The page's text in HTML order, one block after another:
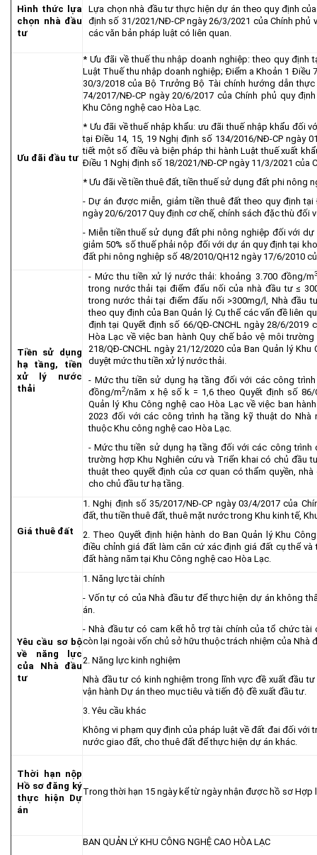
Hình thức lựa
chọn nhà đầu
tư
Lựa chọn nhà đầu tư thực hiện dự án theo quy định
định số 31/2021/NĐ-CP ngày 26/3/2021 của Chính phủ
các văn bản pháp luật có liên quan.
Ưu đãi đầu tư
* Ưu đãi về thuế thu nhập doanh nghiệp: theo quy định
Luật Thuế thu nhập doanh nghiệp; Điểm a Khoản 1 Điều
30/3/2018 của Bộ Trưởng Bộ Tài chính hướng dẫn
74/2017/NĐ-CP ngày 20/6/2017 của Chính phủ quy
Khu Công nghệ cao Hòa Lạc.
* Ưu đãi về thuế nhập khẩu: ưu đãi thuế nhập khẩu đối
tại Ðiều 14, 15, 19 Nghị định số 134/2016/NÐ-CP ngày
tiết một số điều và biện pháp thi hành Luật thuế xuất
Điều 1 Nghị định số 18/2021/NĐ-CP ngày 11/3/2021 của
* Ưu đãi về tiền thuê đất, tiền thuế sử dụng đất phi nông
- Dự án được miễn, giảm tiền thuê đất theo quy định
ngày 20/6/2017 Quy định cơ chế, chính sách đặc thù đối
- Miễn tiền thuế sử dụng đất phi nông nghiệp đối với
giảm 50% số thuế phải nộp đối với dự án quy định tại
đất phi nông nghiệp số 48/2010/QH12 ngày 17/6/2010
Tiền sử dụng
hạ tầng, tiền
xử lý nước
thải
- Mức thu tiền xử lý nước thải: khoảng 3.700 đồng/m3
trong nước thải tại điểm đấu nối của nhà đầu tư ≤
trong nước thải tại điểm đấu nối >300mg/l, Nhà đầu
theo quy định của Ban Quản lý. Cụ thể các vấn đề liên
định tại Quyết định số 66/QĐ-CNCHL ngày 28/6/2019
Hòa Lạc về việc ban hành Quy chế bảo vệ môi
218/QĐ-CNCHL ngày 21/12/2020 của Ban Quản lý
duyệt mức thu tiền xử lý nước thải.
- Mức thu tiền sử dụng hạ tầng đối với các công
đồng/m2/năm x hệ số k = 1,6 theo Quyết định số 86/
Quản lý Khu Công nghệ cao Hòa Lạc về việc ban
2023 đối với các công trình hạ tầng kỹ thuật do
thuộc Khu công nghệ cao Hòa Lạc.
- Mức thu tiền sử dụng hạ tầng đối với các công
trường hợp Khu Nghiên cứu và Triển khai có chủ đầu
thuật theo quyết định của cơ quan có thẩm quyền,
cho chủ đầu tư hạ tầng.
Giá thuê đất
1. Nghị định số 35/2017/NĐ-CP ngày 03/4/2017 của
đất, thu tiền thuê đất, thuê mặt nước trong Khu kinh tế,
2. Theo Quyết định hiện hành do Ban Quản lý Khu
điều chỉnh giá đất làm căn cứ xác định giá đất cụ thể
đất hàng năm tại Khu Công nghệ cao Hòa Lạc.
Yêu cầu sơ bộ
về năng lực
của Nhà đầu
tư
1. Năng lực tài chính
- Vốn tự có của Nhà đầu tư để thực hiện dự án không
án.
- Nhà đầu tư có cam kết hỗ trợ tài chính của tổ chức tài
còn lại ngoài vốn chủ sở hữu thuộc trách nhiệm của Nhà
2. Năng lực kinh nghiệm
Nhà đầu tư có kinh nghiệm trong lĩnh vực đề xuất đầu
vận hành Dự án theo mục tiêu và tiến độ đề xuất đầu tư.
3. Yêu cầu khác
Không vi phạm quy định của pháp luật về đất đai đối
nước giao đất, cho thuê đất để thực hiện dự án khác.
Thời hạn nộp
Hồ sơ đăng ký
thực hiện Dự
án
Trong thời hạn 15 ngày kể từ ngày nhận được hồ sơ Hợp
BAN QUẢN LÝ KHU CÔNG NGHỆ CAO HÒA LẠC